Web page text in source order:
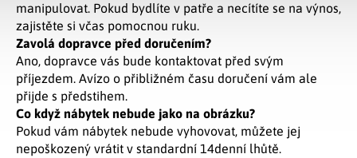
manipulovat. Pokud bydlíte v patře a necítíte se na výnos,
zajistěte si včas pomocnou ruku.
Zavolá dopravce před doručením?
Ano, dopravce vás bude kontaktovat před svým
příjezdem. Avízo o přibližném času doručení vám ale
přijde s předstihem.
Co když nábytek nebude jako na obrázku?
Pokud vám nábytek nebude vyhovovat, můžete jej
nepoškozený vrátit v standardní 14denní lhůtě.